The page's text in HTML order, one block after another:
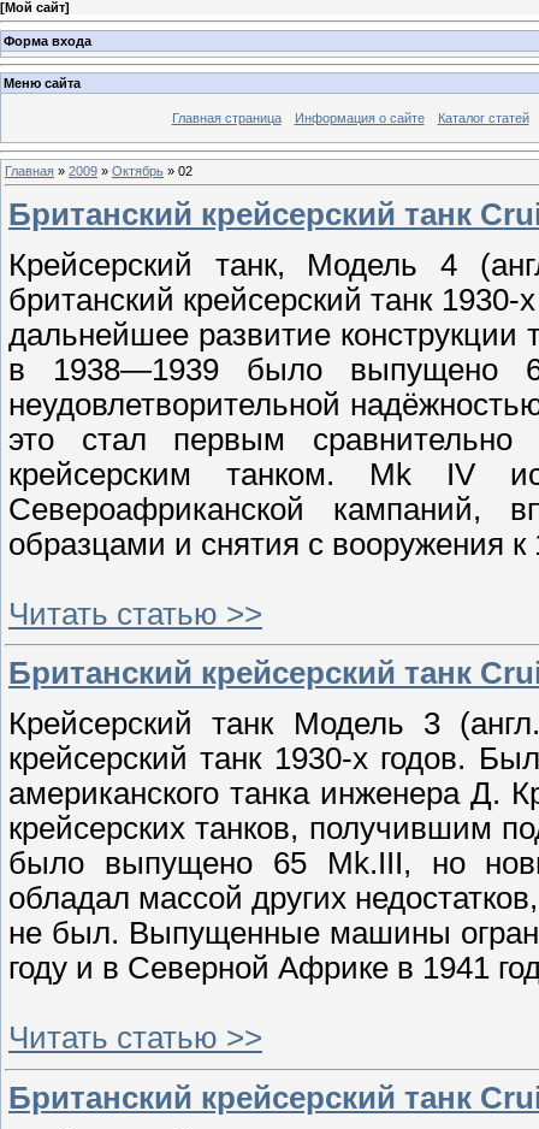
[Мой сайт]
Форма входа
Меню сайта
Главная страница Информация о сайте Каталог статей
Главная » 2009 » Октябрь » 02
Британский крейсерский танк
Крейсерский танк, Модель 4
британский крейсерский танк
дальнейшее развитие конструкции
в 1938—1939 было выпущено
неудовлетворительной
это стал первым
крейсерским танком. Mk IV
Североафриканской кампаний,
образцами и снятия с вооружения к
Читать статью >>
Британский крейсерский танк
Крейсерский танк Модель 3
крейсерский танк 1930-х годов.
американского танка инженера Д.
крейсерских танков, получившим
было выпущено 65 Mk.III, но
обладал массой других
не был. Выпущенные машины
году и в Северной Африке в 1941
Читать статью >>
Британский крейсерский танк